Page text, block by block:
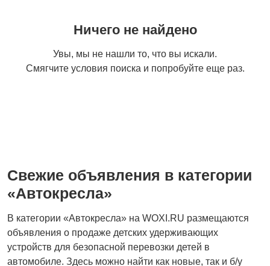
Другое
Ничего не найдено
Увы, мы не нашли то, что вы искали.
Смягчите условия поиска и попробуйте еще раз.
Свежие объявления в категории
«Автокресла»
В категории «Автокресла» на WOXI.RU размещаются
объявления о продаже детских удерживающих
устройств для безопасной перевозки детей в
автомобиле. Здесь можно найти как новые, так и б/у